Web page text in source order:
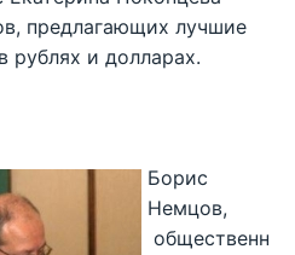
предлагающих лучшие
рублях и долларах.
Борис
Немцов,
общественн